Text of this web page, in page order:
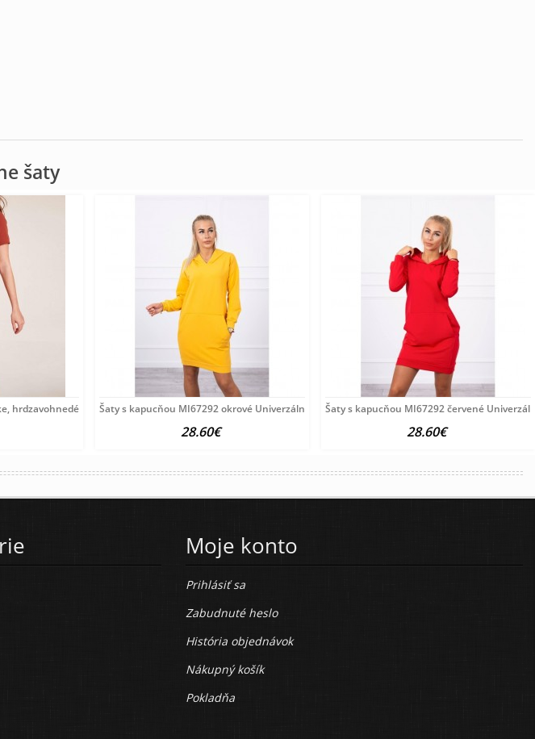
šaty
hrdzavohnedé Šaty s kapucňou MI67292 okrové Univerzálna Okrová
28.60€
Šaty s kapucňou MI67292 červené
28.60€
Moje konto
Prihlásiť sa
Zabudnuté heslo
História objednávok
Nákupný košík
Pokladňa